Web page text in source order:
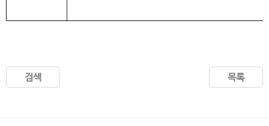
검색 목록